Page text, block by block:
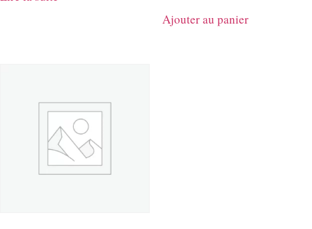
Ajouter au panier